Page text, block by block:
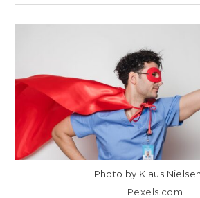
Y
Photo by Klaus
Pexels.com